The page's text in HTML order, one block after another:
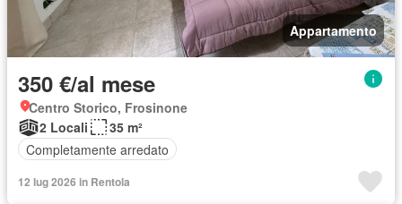
Appartamento
350 €/al mese
Centro Storico, Frosinone
2 Locali
35 m²
Completamente arredato
12 lug 2026 in Rentola